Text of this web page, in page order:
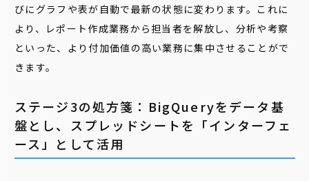
びにグラフや表が自動で最新の状態に変わります。これに
より、レポート作成業務から担当者を解放し、分析や考察
といった、より付加価値の高い業務に集中させることがで
きます。
ステージ3の処方箋：BigQueryをデータ基
盤とし、スプレッドシートを「インターフェ
ース」として活用